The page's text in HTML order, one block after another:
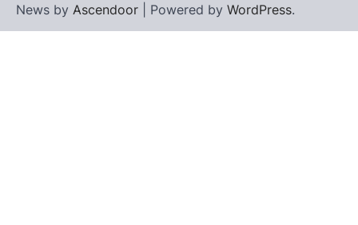
News by Ascendoor | Powered by WordPress.